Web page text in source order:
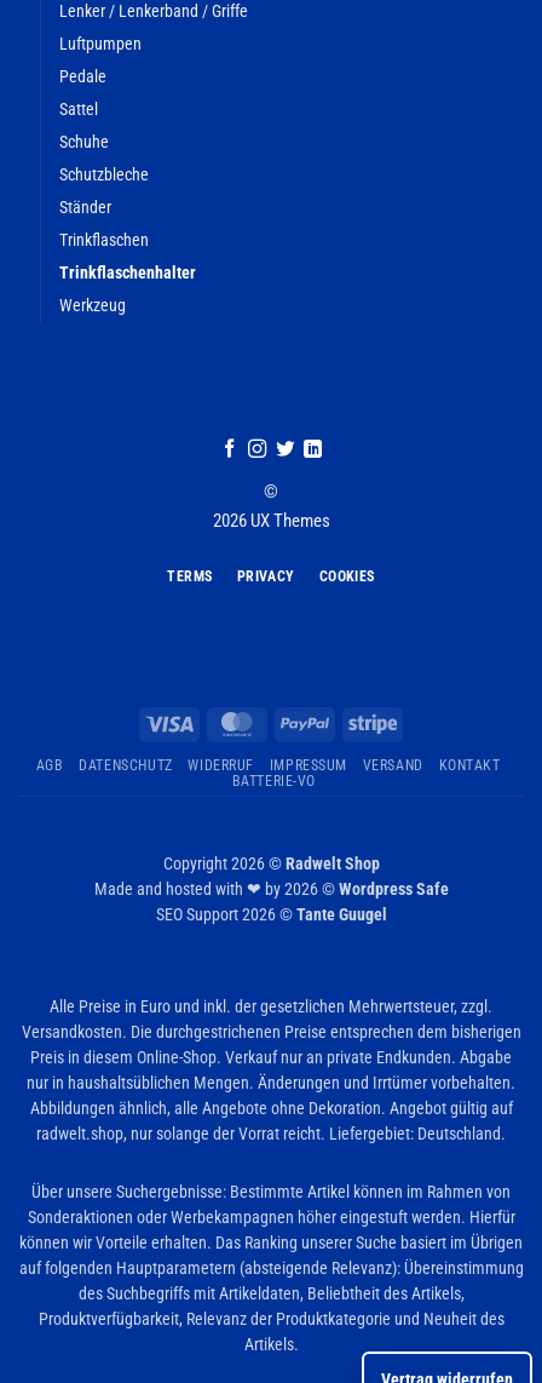
Lenker / Lenkerband / Griffe
Luftpumpen
Pedale
Sattel
Schuhe
Schutzbleche
Ständer
Trinkflaschen
Trinkflaschenhalter
Werkzeug
©
2026 UX Themes
TERMS PRIVACY COOKIES
MasterCardPayPal Stripe
AGB DATENSCHUTZ WIDERRUF IMPRESSUM VERSAND
KONTAKT
BATTERIE-VO
Copyright 2026 ©Radwelt Shop
Made and hosted with ❤ by 2026 ©Wordpress Safe
SEO Support 2026 ©Tante Guugel
Alle Preise in Euro und inkl. der gesetzlichen Mehrwertsteuer, zzgl.
Versandkosten. Die durchgestrichenen Preise entsprechen dem bisherigen
Preis in diesem Online-Shop. Verkauf nur an private Endkunden. Abgabe
nur in haushaltsüblichen Mengen. Änderungen und Irrtümer vorbehalten.
Abbildungen ähnlich, alle Angebote ohne Dekoration. Angebot gültig auf
radwelt.shop, nur solange der Vorrat reicht. Liefergebiet: Deutschland.
Über unsere Suchergebnisse: Bestimmte Artikel können im Rahmen von
Sonderaktionen oder Werbekampagnen höher eingestuft werden. Hierfür
können wir Vorteile erhalten. Das Ranking unserer Suche basiert im Übrigen
auf folgenden Hauptparametern (absteigende Relevanz): Übereinstimmung
des Suchbegriffs mit Artikeldaten, Beliebtheit des Artikels,
Produktverfügbarkeit, Relevanz der Produktkategorie und Neuheit des
Artikels.